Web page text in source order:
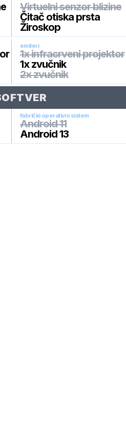
Virtuelni senzor blizine
Čitač otiska prsta
Žiroskop
emiteri
1x infracrveni projektor
1x zvučnik
2x zvučnik
fabrički operativni sistem
Android 11
Android 13